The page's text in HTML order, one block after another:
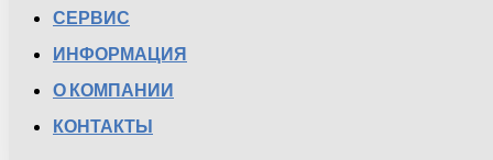
СЕРВИС
ИНФОРМАЦИЯ
О КОМПАНИИ
КОНТАКТЫ